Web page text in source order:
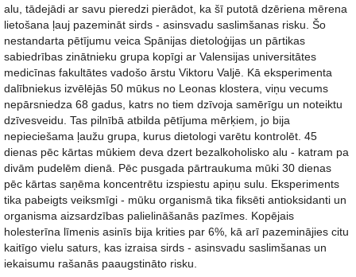
alu, tādejādi ar savu pieredzi pierādot, ka šī putotā dzēriena mērena
lietošana ļauj pazemināt sirds - asinsvadu saslimšanas risku. Šo
nestandarta pētījumu veica Spānijas dietoloģijas un pārtikas
sabiedrības zinātnieku grupa kopīgi ar Valensijas universitātes
medicīnas fakultātes vadošo ārstu Viktoru Valjē. Kā eksperimenta
dalībniekus izvēlējās 50 mūkus no Leonas klostera, viņu vecums
nepārsniedza 68 gadus, katrs no tiem dzīvoja samērīgu un noteiktu
dzīvesveidu. Tas pilnībā atbilda pētījuma mērķiem, jo bija
nepieciešama ļaužu grupa, kurus dietologi varētu kontrolēt. 45
dienas pēc kārtas mūkiem deva dzert bezalkoholisko alu - katram pa
divām pudelēm dienā. Pēc pusgada pārtraukuma mūki 30 dienas
pēc kārtas saņēma koncentrētu izspiestu apiņu sulu. Eksperiments
tika pabeigts veiksmīgi - mūku organismā tika fiksēti antioksidanti un
organisma aizsardzības palielināšanās pazīmes. Kopējais
holesterīna līmenis asinīs bija krities par 6%, kā arī pazeminājies citu
kaitīgo vielu saturs, kas izraisa sirds - asinsvadu saslimšanas un
iekaisumu rašanās paaugstināto risku.